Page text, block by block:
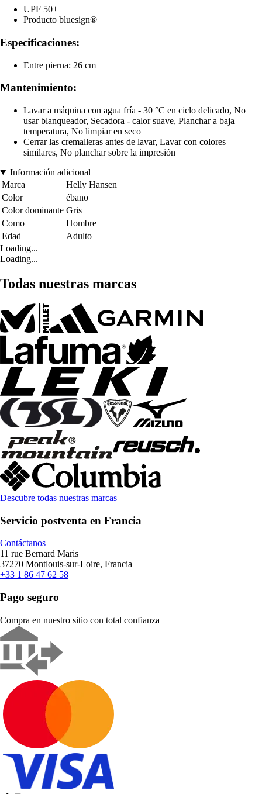
UPF 50+
Producto bluesign®
Especificaciones:
Entre pierna: 26 cm
Mantenimiento:
Lavar a máquina con agua fría - 30 °C en ciclo delicado, No
usar blanqueador, Secadora - calor suave, Planchar a baja
temperatura, No limpiar en seco
Cerrar las cremalleras antes de lavar, Lavar con colores
similares, No planchar sobre la impresión
Información adicional
Marca
Helly Hansen
Color
ébano
Color dominante Gris
Como
Hombre
Edad
Adulto
Loading...
Loading...
Todas nuestras marcas
Descubre todas nuestras marcas
Servicio postventa en Francia
Contáctanos
11 rue Bernard Maris
37270 Montlouis-sur-Loire, Francia
+33 1 86 47 62 58
Pago seguro
Compra en nuestro sitio con total confianza